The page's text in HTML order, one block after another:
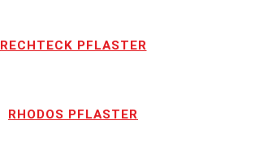
RECHTECK PFLASTER
RHODOS PFLASTER